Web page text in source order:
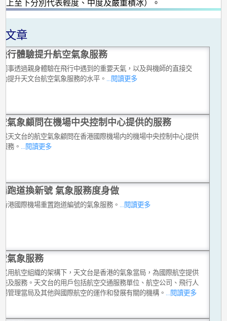
上至下分別代表輕度、中度及嚴重積冰）。
文章
行體驗提升航空氣象服務
事透過親身體驗在飛行中遇到的重要天氣，以及與機師的直接交
提升天文台航空氣象服務的水平。
...閱讀更多
氣象顧問在機場中央控制中心提供的服務
天文台的航空氣象顧問在香港國際機場内的機場中央控制中心提供
務。 ...閱讀更多
跑道換新號 氣象服務度身做
港國際機場重置跑道編號的氣象服務。 ...閱讀更多
氣象服務
用航空組織的架構下，天文台是香港的氣象當局，為國際航空提供
及服務。天文台的用戶包括航空交通服務單位、航空公司、飛行人
管理當局及其他與國際航空的運作和發展有關的機構。 ...閱讀更多